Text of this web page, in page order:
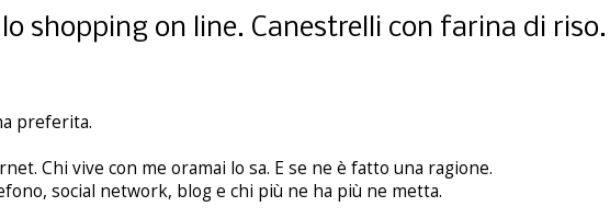
shopping on line. Canestrelli con farina di riso.
preferita.
Chi vive con me oramai lo sa. E se ne è fatto una ragione.
social network, blog e chi più ne ha più ne metta.